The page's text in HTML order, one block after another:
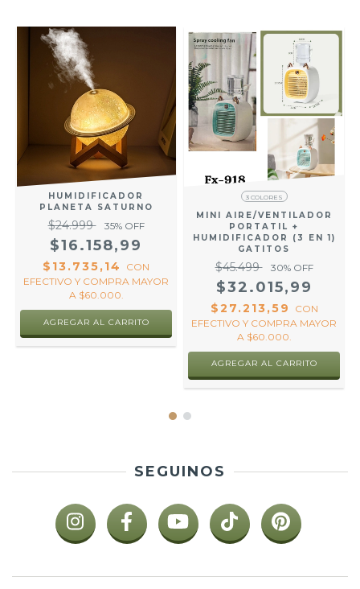
HUMIDIFICADOR
PLANETA SATURNO
$24.999 35% OFF
$16.158,99
$13.735,14
CON
EFECTIVO Y COMPRA MAYOR
A $60.000.
3 COLORES
MINI AIRE/VENTILADOR
PORTATIL +
HUMIDIFICADOR (3 EN 1)
GATITOS
$45.499 30% OFF
$32.015,99
$27.213,59
CON
EFECTIVO Y COMPRA MAYOR
A $60.000.
AGREGAR AL CARRITO
SEGUINOS